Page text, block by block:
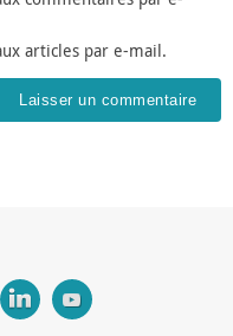
articles par e-mail.